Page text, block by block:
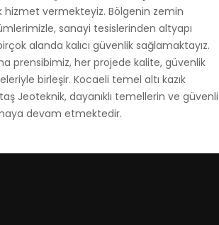
hizmet vermekteyiz. Bölgenin zemin
sanayi tesislerinden altyapı
alanda kalıcı güvenlik sağlamaktayız.
prensibimiz, her projede kalite, güvenlik
birleşir. Kocaeli temel altı kazık
Jeoteknik, dayanıklı temellerin ve güvenli
devam etmektedir.